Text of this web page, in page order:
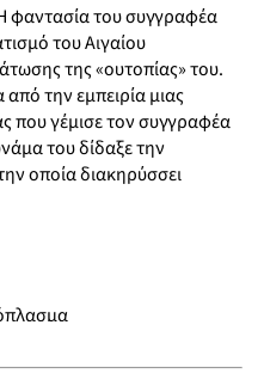
φαντασία του συγγραφέα
του Αιγαίου
της «ουτοπίας» του.
την εμπειρία μιας
που γέμισε τον συγγραφέα
του δίδαξε την
οποία διακηρύσσει